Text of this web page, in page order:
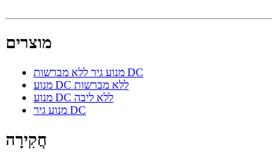
מוצרים
מנוע גיר ללא מברשות DC
מנוע DC ללא מברשות
מנוע DC ללא ליבה
מנוע גיר DC
חֲקִירָה